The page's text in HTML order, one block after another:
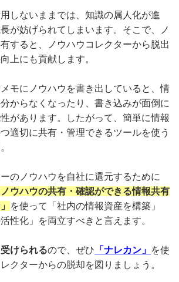
しないままでは、知識の属人化が進
が妨げられてしまいます。そこで、ノ
すると、ノウハウコレクターから脱出
上にも貢献します。
モにノウハウを書き出していると、情
からなくなったり、書き込みが面倒に
があります。したがって、簡単に情報
適切に共有・管理できるツールを使う
のノウハウを自社に還元するために
ウハウの共有・確認ができる情報共有
を使って「社内の情報資産を構築」
性化」を両立すべきと言えます。
けられるので、ぜひ 「ナレカン」 を使
クターからの脱却を図りましょう。